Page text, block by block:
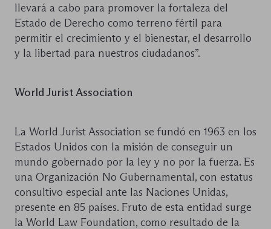
llevará a cabo para promover la fortaleza del
Estado de Derecho como terreno fértil para
permitir el crecimiento y el bienestar, el desarrollo
y la libertad para nuestros ciudadanos”.
World Jurist Association
La World Jurist Association se fundó en 1963 en los
Estados Unidos con la misión de conseguir un
mundo gobernado por la ley y no por la fuerza. Es
una Organización No Gubernamental, con estatus
consultivo especial ante las Naciones Unidas,
presente en 85 países. Fruto de esta entidad surge
la World Law Foundation, como resultado de la